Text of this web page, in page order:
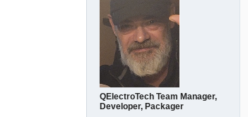
QElectroTech Team Manager,
Developer, Packager